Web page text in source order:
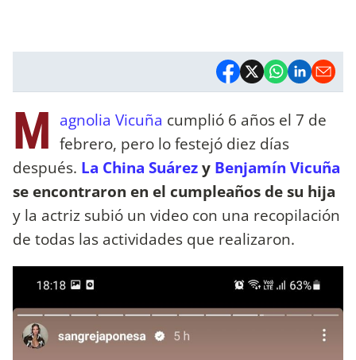
M agnolia Vicuña cumplió 6 años el 7 de
febrero, pero lo festejó diez días
después. La China Suárezy Benjamín Vicuña
se encontraron en el cumpleaños de su hija
y la actriz subió un video con una recopilación
de todas las actividades que realizaron.